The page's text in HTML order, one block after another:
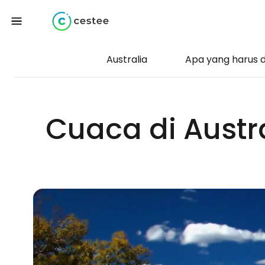
Australia Apa yang harus
Cuaca di